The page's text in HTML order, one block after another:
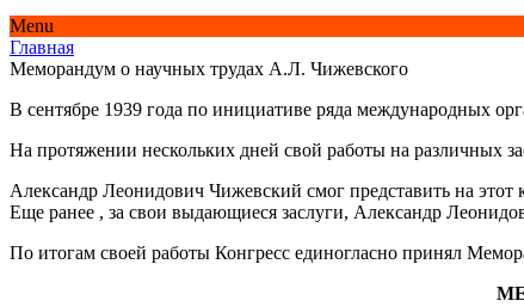
Menu
Главная
Меморандум о научных трудах А.Л. Чижевского
В сентябре 1939 года по инициативе ряда международных
На протяжении нескольких дней свой работы на различных
Александр Леонидович Чижевский смог представить на этот
Еще ранее , за свои выдающиеся заслуги, Александр
По итогам своей работы Конгресс единогласно принял